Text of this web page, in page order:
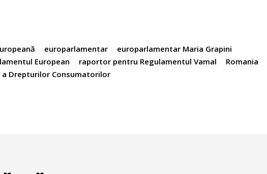
europarlamentar
europarlamentar Maria Grapini
European raportor pentru Regulamentul Vamal
Romania
a Drepturilor Consumatorilor